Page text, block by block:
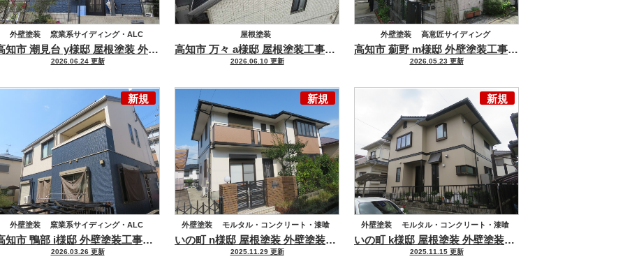
高知市 潮見台 y様邸 屋根塗装 外壁塗装工事 プレマテックスの高耐候塗料で塗装しました(^^)
2026.06.24 更新
外壁塗装
窯業系サイディング・ALC
屋根塗装
化粧スレート
ハウスメーカー
積水ハウス
高知市 万々 a様邸 屋根塗装工事 太陽光パネル設置住宅の屋根塗装｜高耐候仕様で長持ちする
2026.06.10 更新
屋根塗装
セメント瓦・洋風コンクリート瓦
ハウスメーカー
積水ハウス
高知市 薊野 m様邸 外壁塗装工事
2026.05.23 更新
外壁塗装
高意匠サイディング
ハウスメーカー
積水ハウス
新規
高知市 鴨部 i様邸 外壁塗装工事 期待耐用年数30年 グランデ無機で施工
2026.03.26 更新
外壁塗装
窯業系サイディング・ALC
ハウスメーカー
積水ハウス
新規
いの町 n様邸 屋根塗装 外壁塗装 キタペン 最高ランク塗料 水溶性溶剤無機塗料『グランデ無機
2025.11.29 更新
外壁塗装
モルタル・コンクリート・漆喰
屋根塗装
化粧スレート
ハウスメーカー
積水ハウス
新規
いの町 k様邸 屋根塗装 外壁塗装工事
2025.11.15 更新
外壁塗装
モルタル・コンクリート・漆喰
屋根塗装
セメント瓦・洋風コンクリート瓦